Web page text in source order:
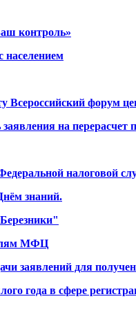
контроль»
населением
Всероссийский форум
на перерасчет
налоговой
знаний.
МФЦ
заявлений для
года в сфере